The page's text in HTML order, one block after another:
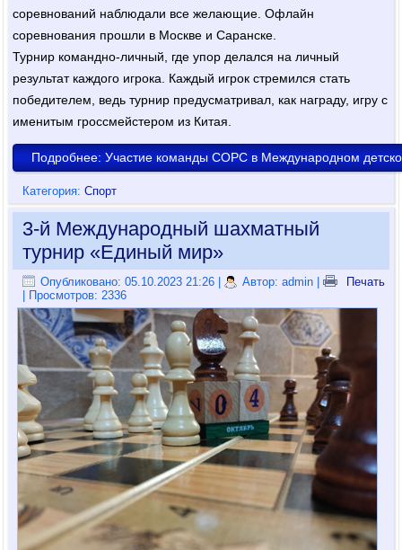
соревнований наблюдали все желающие. Офлайн
соревнования прошли в Москве и Саранске.
Турнир командно-личный, где упор делался на личный
результат каждого игрока. Каждый игрок стремился стать
победителем, ведь турнир предусматривал, как награду, игру с
именитым гроссмейстером из Китая.
Подробнее: Участие команды СОРС в Международном
Категория:Спорт
3-й Международный шахматный
турнир «Единый мир»
Опубликовано: 05.10.2023 21:26 Автор: admin |
Печать
| Просмотров: 2336